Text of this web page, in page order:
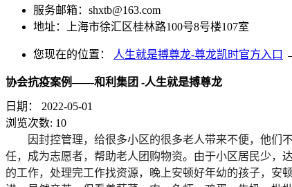
服务邮箱： shxtb@163.com
地址：上海市徐汇区桂林路100号8号楼107室
您现在的位置： 人生就是搏尊龙-尊龙凯时官方入口
协会抗疫案例——和利集团 -人生就是搏尊龙
日期：
2022-05-01
浏览次数: 10
因封控管理，给很多小区的很多老人带来不便，他们
任，成为志愿者，帮助老人团购物资。由于小区居民少，
的工作，处理完工作找资源，晚上安顿好年幼的孩子，安